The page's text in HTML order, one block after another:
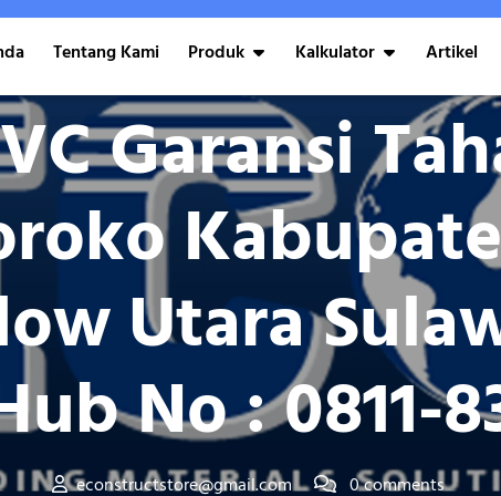
Tentang Kami Produk Kalkulator Artikel
Garansi
Utara
No : 0811-
econstructstore@gmail.com
0 comments